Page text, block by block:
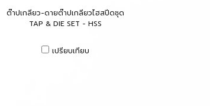
ต๊าปเกลียว-ดายต๊าปเกลียวไฮสปีดชุด
TAP & DIE SET - HSS
เปรียบเทียบ